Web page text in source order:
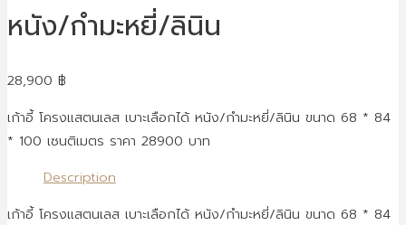
หนัง/กำมะหยี่/ลินิน
28,900 ฿
เก้าอี้ โครงแสตนเลส เบาะเลือกได้ หนัง/กำมะหยี่/ลินิน ขนาด 68 * 84
* 100 เซนติเมตร ราคา 28900 บาท
Description
เก้าอี้ โครงแสตนเลส เบาะเลือกได้ หนัง/กำมะหยี่/ลินิน ขนาด 68 * 84